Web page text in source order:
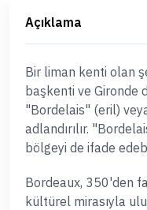
Açıklama
Bir liman kenti olan
başkenti ve Gironde
"Bordelais" (eril)
adlandırılır.
bölgeyi de ifade
Bordeaux, 350'den
kültürel mirasıyla